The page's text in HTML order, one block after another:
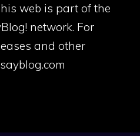
web is part of the
network. For
and other